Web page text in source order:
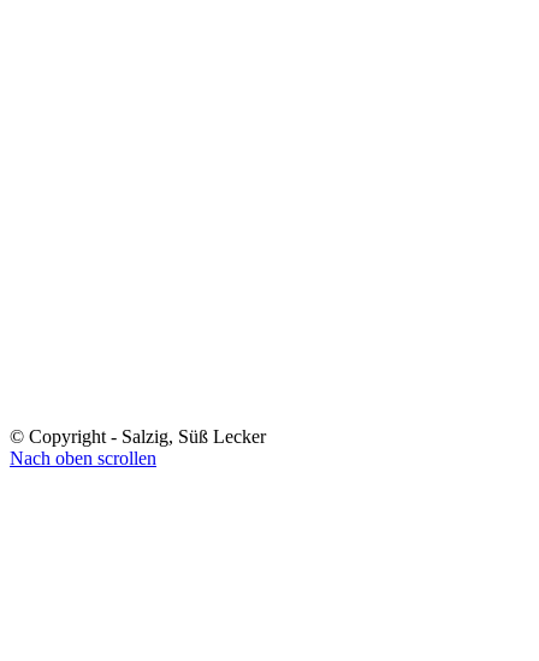
© Copyright - Salzig, Süß Lecker
Nach oben scrollen